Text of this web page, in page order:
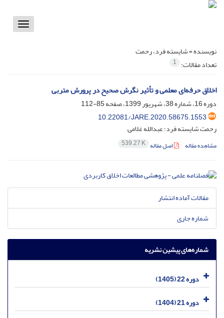
Toggle
نویسنده =شایسته فرد، رحمت
تعداد مقالات: 1
اخلاق حرفه‌ای معلمی و تأثیر نگرش صحیح در پرورش متربی
دوره 16، شماره 38، شهریور 1399، صفحه
85-112
10.22081/JARE.2020.58675.1553
رحمت شایسته فرد؛ عبدالله غلامی
مشاهده مقاله اصل مقاله 539.27 K
مقالات آماده انتشار
شماره جاری
شماره‌های پیشین نشریه
دوره 22 (1405)
دوره 21 (1404)